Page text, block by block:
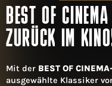
BEST OF
ZURÜCK IM
Mit der BEST OF
ausgewählte Klassiker